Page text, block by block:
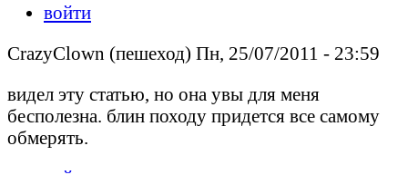
войти
CrazyClown (пешеход) Пн, 25/07/2011 - 23:59
видел эту статью, но она увы для меня
бесполезна. блин походу придется все самому
обмерять.